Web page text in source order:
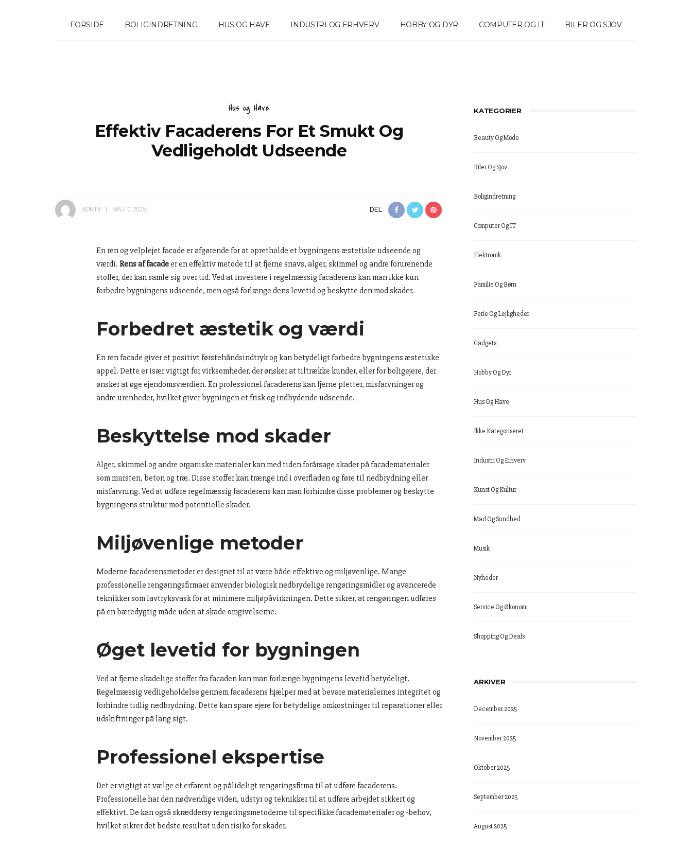
FORSIDE BOLIGINDRETNING HUS OG HAVE INDUSTRI OG ERHVERV HOBBY OG DYR COMPUTER OG IT BILER OG SJOV
Hus og Have
Effektiv Facaderens For Et Smukt Og
Vedligeholdt Udseende
ADMIN MAJ 10, 2025 DEL
En ren og velplejet facade er afgørende for at opretholde et bygningens æstetiske udseende og
værdi. Rens af facadeer en effektiv metode til at fjerne snavs, alger, skimmel og andre forurenende
stoffer, der kan samle sig over tid. Ved at investere i regelmæssig facaderens kan man ikke kun
forbedre bygningens udseende, men også forlænge dens levetid og beskytte den mod skader.
Forbedret æstetik og værdi
En ren facade giver et positivt førstehåndsindtryk og kan betydeligt forbedre bygningens æstetiske
appel. Dette er især vigtigt for virksomheder, der ønsker at tiltrække kunder, eller for boligejere, der
ønsker at øge ejendomsværdien. En professionel facaderens kan fjerne pletter, misfarvninger og
andre urenheder, hvilket giver bygningen et frisk og indbydende udseende.
Beskyttelse mod skader
Alger, skimmel og andre organiske materialer kan med tiden forårsage skader på facadematerialer
som mursten, beton og træ. Disse stoffer kan trænge ind i overfladen og føre til nedbrydning eller
misfarvning. Ved at udføre regelmæssig facaderens kan man forhindre disse problemer og beskytte
bygningens struktur mod potentielle skader.
Miljøvenlige metoder
Moderne facaderensmetoder er designet til at være både effektive og miljøvenlige. Mange
professionelle rengøringsfirmaer anvender biologisk nedbrydelige rengøringsmidler og avancerede
teknikker som lavtryksvask for at minimere miljøpåvirkningen. Dette sikrer, at rengøringen udføres
på en bæredygtig måde uden at skade omgivelserne.
Øget levetid for bygningen
Ved at fjerne skadelige stoffer fra facaden kan man forlænge bygningens levetid betydeligt.
Regelmæssig vedligeholdelse gennem facaderens hjælper med at bevare materialernes integritet og
forhindre tidlig nedbrydning. Dette kan spare ejere for betydelige omkostninger til reparationer eller
udskiftninger på lang sigt.
Professionel ekspertise
Det er vigtigt at vælge et erfarent og pålideligt rengøringsfirma til at udføre facaderens.
Professionelle har den nødvendige viden, udstyr og teknikker til at udføre arbejdet sikkert og
effektivt. De kan også skræddersy rengøringsmetoderne til specifikke facadematerialer og -behov,
hvilket sikrer det bedste resultat uden risiko for skader.
KATEGORIER
Beauty Og Mode
Biler Og Sjov
Boligindretning
Computer Og IT
Elektronik
Familie Og Børn
Ferie Og Lejligheder
Gadgets
Hobby Og Dyr
Hus Og Have
Ikke Kategoriseret
Industri Og Erhverv
Kunst Og Kultur
Mad Og Sundhed
Musik
Nyheder
Service Og Økonomi
Shopping Og Deals
ARKIVER
December 2025
November 2025
Oktober 2025
September 2025
August 2025